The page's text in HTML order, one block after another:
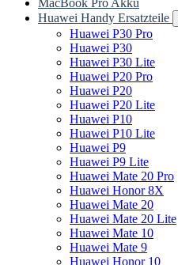
Huawei Handy Ersatzteile
Huawei P30 Pro
Huawei P30
Huawei P30 Lite
Huawei P20 Pro
Huawei P20
Huawei P20 Lite
Huawei P10
Huawei P10 Lite
Huawei P9
Huawei P9 Lite
Huawei Mate 20 Pro
Huawei Honor 8X
Huawei Mate 20
Huawei Mate 20 Lite
Huawei Mate 10
Huawei Mate 9
Huawei Honor 10